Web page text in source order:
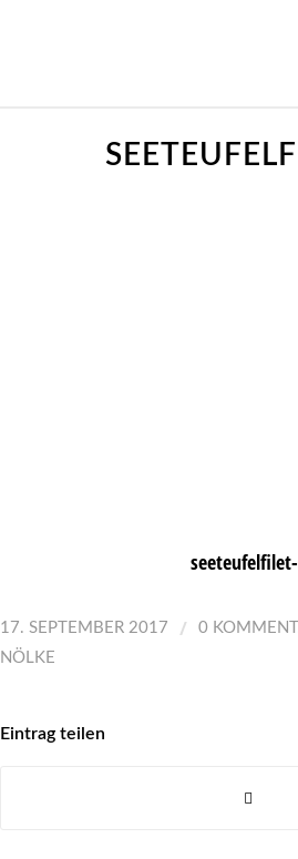
17. SEPTEMBER 2017 / 0
NÖLKE
Eintrag teilen